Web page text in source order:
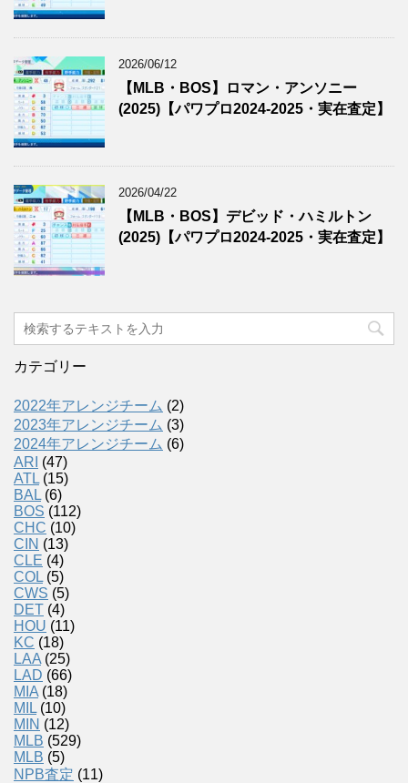
2026/06/12
【MLB・BOS】ロマン・アンソニー
(2025)【パワプロ2024-2025・実在査定】
2026/04/22
【MLB・BOS】デビッド・ハミルトン
(2025)【パワプロ2024-2025・実在査定】
カテゴリー
2022年アレンジチーム (2)
2023年アレンジチーム (3)
2024年アレンジチーム (6)
ARI (47)
ATL (15)
BAL (6)
BOS (112)
CHC (10)
CIN (13)
CLE (4)
COL (5)
CWS (5)
DET (4)
HOU (11)
KC (18)
LAA (25)
LAD (66)
MIA (18)
MIL (10)
MIN (12)
MLB (529)
MLB (5)
NPB査定 (11)